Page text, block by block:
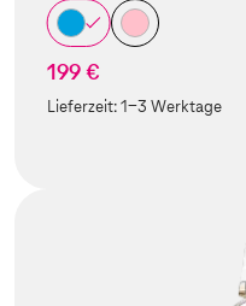
199 €
Lieferzeit:1-3 Werktage